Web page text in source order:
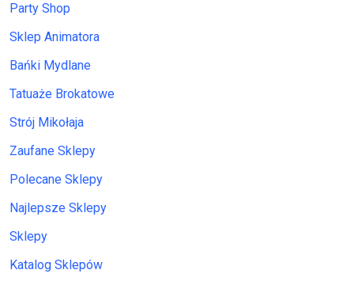
Party Shop
Sklep Animatora
Bańki Mydlane
Tatuaże Brokatowe
Strój Mikołaja
Zaufane Sklepy
Polecane Sklepy
Najlepsze Sklepy
Sklepy
Katalog Sklepów